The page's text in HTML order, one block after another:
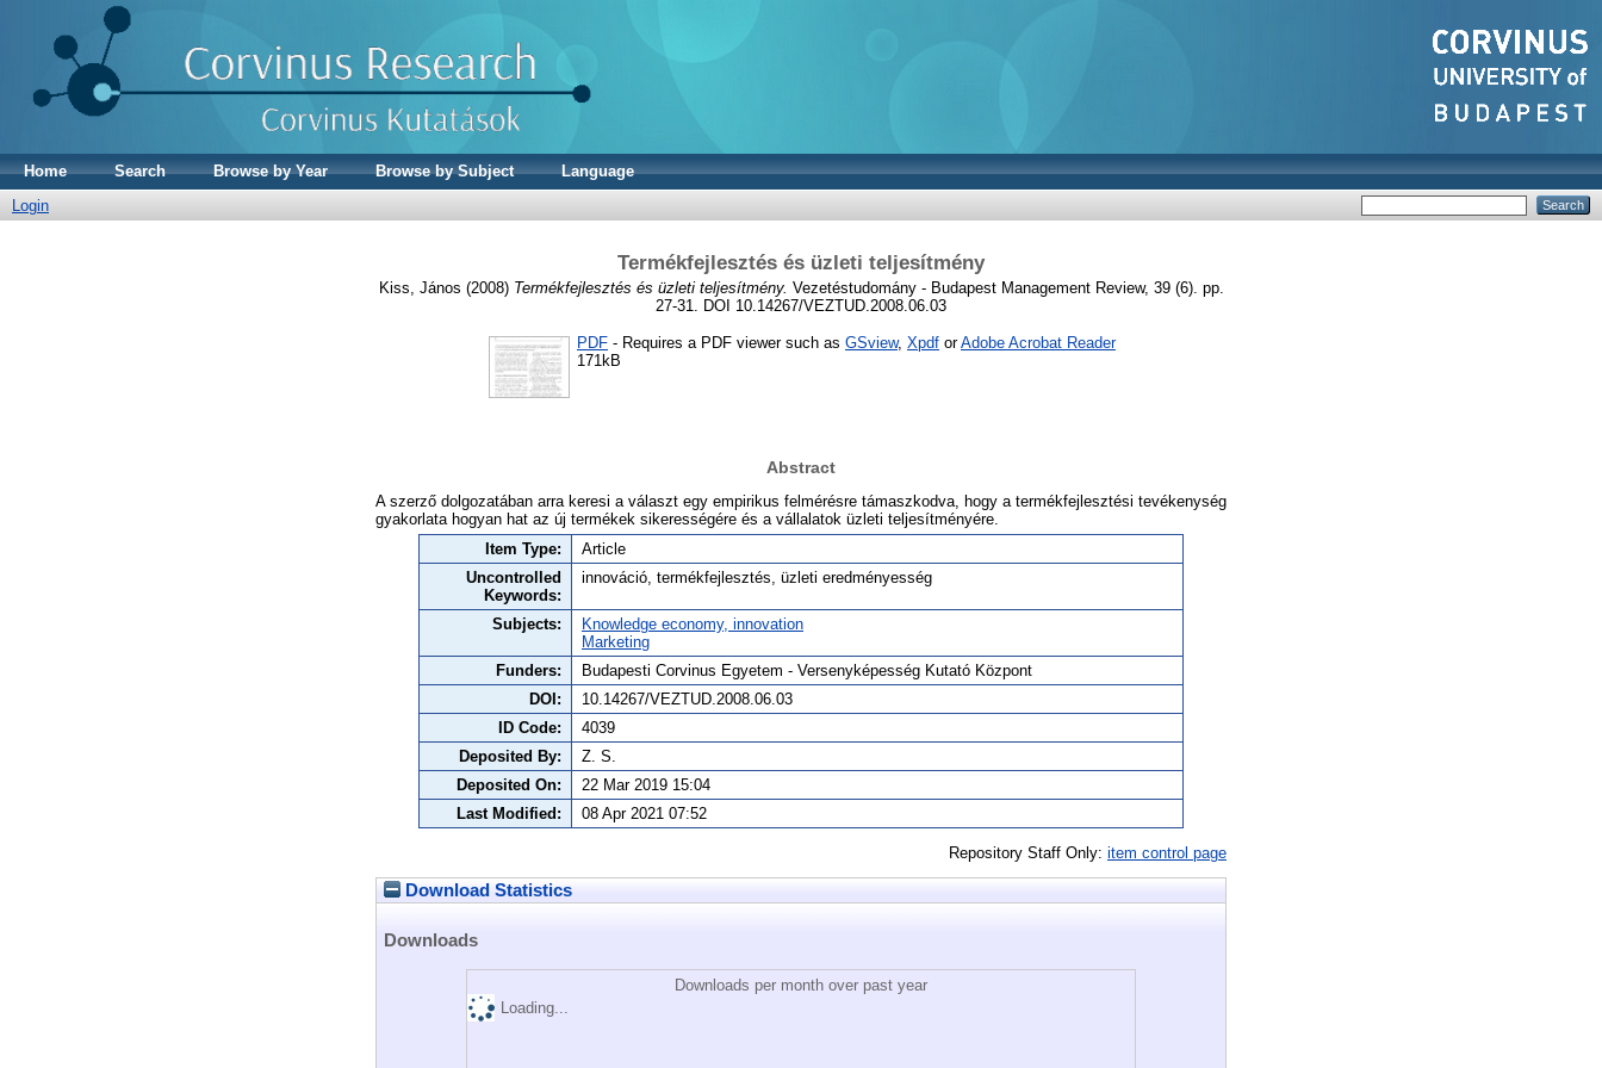
Home Search Browse by Year Browse by Subject
Language
Login
Termékfejlesztés és üzleti teljesítmény
Kiss, János (2008) Termékfejlesztés és üzleti teljesítmény. Vezetéstudomány - Budapest Management Review, 39 (6). pp.
27-31. DOI 10.14267/VEZTUD.2008.06.03
PDF - Requires a PDF viewer such as GSview, Xpdf orAdobe Acrobat Reader
171kB
Abstract
A szerző dolgozatában arra keresi a választ egy empirikus felmérésre támaszkodva, hogy a termékfejlesztési tevékenység
gyakorlata hogyan hat az új termékek sikerességére és a vállalatok üzleti teljesítményére.
Item Type:
Article
Uncontrolled
Keywords:
innováció, termékfejlesztés, üzleti eredményesség
Subjects:
Knowledge economy, innovation
Marketing
Funders:
Budapesti Corvinus Egyetem - Versenyképesség Kutató Központ
DOI:
10.14267/VEZTUD.2008.06.03
ID Code:
4039
Deposited By:
Z. S.
Deposited On:
22 Mar 2019 15:04
Last Modified:
08 Apr 2021 07:52
Repository Staff Only: item control page
Download Statistics
Downloads
Downloads per month over past year
Loading...